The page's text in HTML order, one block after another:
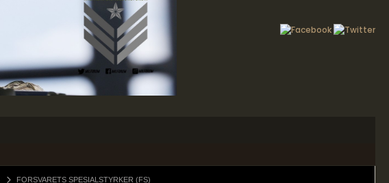
FORSVARETS SPESIALSTYRKER (FS)